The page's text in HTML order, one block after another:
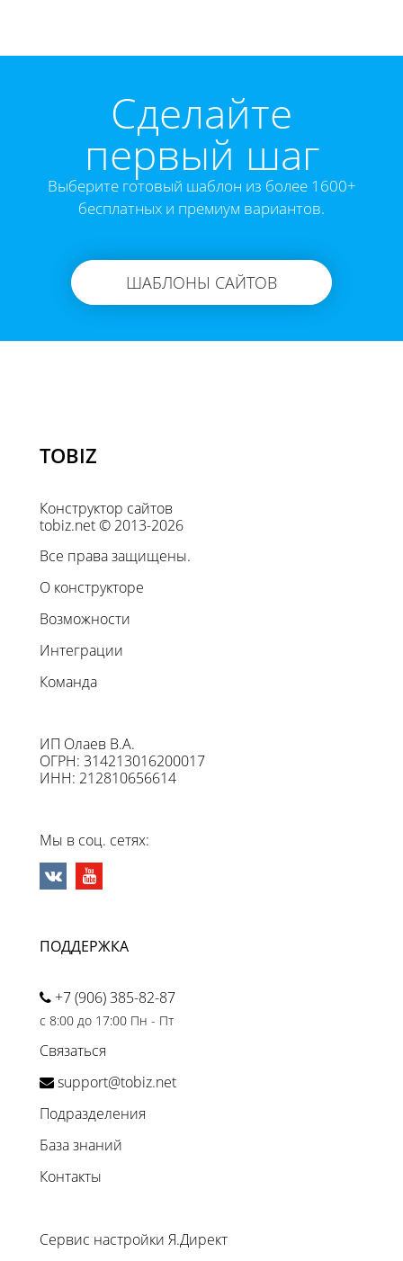
Cделайте
первый шаг
Выберите готовый шаблон из более 1600+
бесплатных и премиум вариантов.
ШАБЛОНЫ САЙТОВ
TOBIZ
Конструктор сайтов
tobiz.net © 2013-2026
Все права защищены.
О конструкторе
Возможности
Интеграции
Команда
ИП Олаев В.А.
ОГРН: 314213016200017
ИНН: 212810656614
Мы в соц. сетях:
ПОДДЕРЖКА
+7 (906) 385-82-87
с 8:00 до 17:00 Пн - Пт
Связаться
support@tobiz.net
Подразделения
База знаний
Контакты
Сервис настройки Я.Директ